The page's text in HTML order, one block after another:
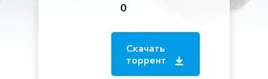
0
Скачать
торрент